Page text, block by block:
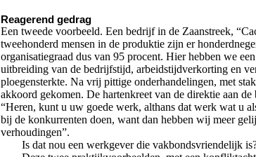
Reagerend gedrag
Een tweede voorbeeld. Een bedrijf in de Zaanstreek,
tweehonderd mensen in de produktie zijn er
organisatiegraad dus van 95 procent. Hier hebben we
uitbreiding van de bedrijfstijd, arbeidstijdverkorting en
ploegensterkte. Na vrij pittige onderhandelingen, met
akkoord gekomen. De hartenkreet van de direktie aan
“Heren, kunt u uw goede werk, althans dat werk wat u
bij de konkurrenten doen, want dan hebben wij meer
verhoudingen”.
Is dat nou een werkgever die vakbondsvriendelijk